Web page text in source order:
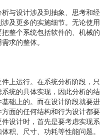
与设计涉及到抽象、思考和经
及更多的实施细节。无论使用
整个系统包括软件的、机械的
求的整体。
上运行。在系统分析阶段，只
统的具体实现，因此分析的结
础上的。而在设计阶段就要进
面的任何结构和行为设计都要
设计时，首先是要考虑实现系
积、尺寸、功耗等性能问题。